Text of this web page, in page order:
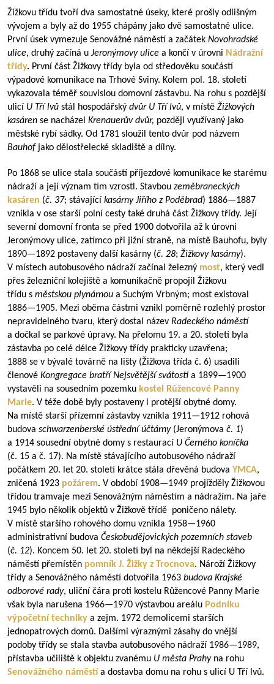
Žižkovu třídu tvoří dva samostatné úseky, které prošly odlišným
vývojem a byly až do 1955 chápány jako dvě samostatné ulice.
První úsek vymezuje Senovážné náměstí a začátek Novohradské
ulice, druhý začíná u Jeronýmovy ulice a končí v úrovni Nádražní
třídy. První část Žižkovy třídy byla od středověku součástí
výpadové komunikace na Trhové Sviny. Kolem pol. 18. století
vykazovala téměř souvislou domovní zástavbu. Na rohu s pozdější
ulicí U Tří lvů stál hospodářský dvůr U Tří lvů, v místě Žižkových
kasáren se nacházel Krenauerův dvůr, později využívaný jako
městské rybí sádky. Od 1781 sloužil tento dvůr pod názvem
Bauhof jako dělostřelecké skladiště a dílny.
Po 1868 se ulice stala součástí příjezdové komunikace ke starému
nádraží a její význam tím vzrostl. Stavbou zeměbraneckých
kasáren (č. 37; stávající kasárny Jiřího z Poděbrad) 1886—1887
vznikla v ose starší polní cesty také druhá část Žižkovy třídy. Její
severní domovní fronta se před 1900 dotvořila až k úrovni
Jeronýmovy ulice, zatímco při jižní straně, na místě Bauhofu, byly
1890—1892 postaveny další kasárny (č. 28; Žižkovy kasárny).
V místech autobusového nádraží začínal železný most, který vedl
přes železniční kolejiště a komunikačně propojil Žižkovu
třídu s městskou plynárnou a Suchým Vrbným; most existoval
1886—1905. Mezi oběma částmi vznikl poměrně rozlehlý prostor
nepravidelného tvaru, který dostal název Radeckého náměstí
a dočkal se parkové úpravy. Na přelomu 19. a 20. století byla
zástavba po celé délce Žižkovy třídy prakticky uzavřena;
1888 se v bývalé továrně na lišty (Žižkova třída č. 6) usadili
členové Kongregace bratří Nejsvětější svátosti a 1899—1900
vystavěli na sousedním pozemku kostel Růžencové Panny
Marie. V téže době byly postaveny i protější obytné domy.
Na místě starší přízemní zástavby vznikla 1911—1912 rohová
budova schwarzenberské ústřední účtárny(Jeronýmova č. 1)
a 1914 sousední obytné domy s restaurací U Černého koníčka
(č. 15 a č. 17). Na místě stávajícího autobusového nádraží
počátkem 20. let 20. století krátce stála dřevěná budova YMCA,
zničená 1923 požárem. V období 1908—1949 projížděly Žižkovou
třídou tramvaje mezi Senovážným náměstím a nádražím. Na jaře
1945 bylo několik objektů v Žižkově třídě poničeno nálety.
V místě staršího rohového domu vznikla 1958—1960
administrativní budova Českobudějovických pozemních staveb
(č. 12). Koncem 50. let 20. století byl na někdejší Radeckého
náměstí přemístěn pomník J. Žižky z Trocnova. Nároží Žižkovy
třídy a Senovážného náměstí dotvořila 1963 budova Krajské
odborové rady, uliční čára proti kostelu Růžencové Panny Marie
však byla narušena 1966—1970 výstavbou areálu Podniku
výpočetní techniky a zejm. 1972 demolicemi starších
jednopatrových domů. Dalšími výraznými zásahy do vnější
podoby třídy se stala stavba autobusového nádraží 1986—1989,
přístavba učiliště k objektu zvanému U města Prahyna rohu
Senovážného náměstí a dostavba domu na rohu s ulicí U Tří lvů.